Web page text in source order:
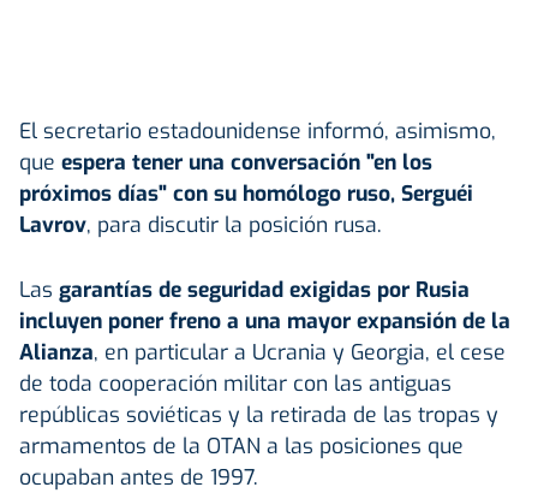
El secretario estadounidense informó, asimismo,
que espera tener una conversación "en los
próximos días" con su homólogo ruso, Serguéi
Lavrov, para discutir la posición rusa.
Las garantías de seguridad exigidas por Rusia
incluyen poner freno a una mayor expansión de la
Alianza, en particular a Ucrania y Georgia, el cese
de toda cooperación militar con las antiguas
repúblicas soviéticas y la retirada de las tropas y
armamentos de la OTAN a las posiciones que
ocupaban antes de 1997.